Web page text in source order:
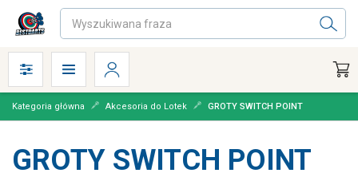
Kategoria główna Akcesoria do Lotek GROTY SWITCH POINT
GROTY SWITCH POINT